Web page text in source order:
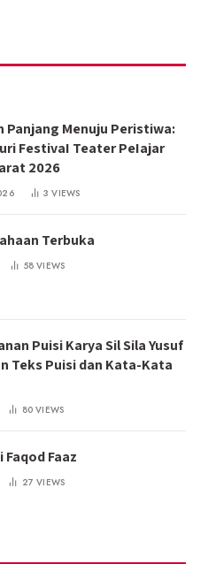
Panjang Menuju Peristiwa:
FestivaI Teater PeIajar
2026
3VIEWS
Terbuka
58VIEWS
Puisi Karya Sil Sila Yusuf
Teks Puisi dan Kata-Kata
80VIEWS
Faaz
27VIEWS